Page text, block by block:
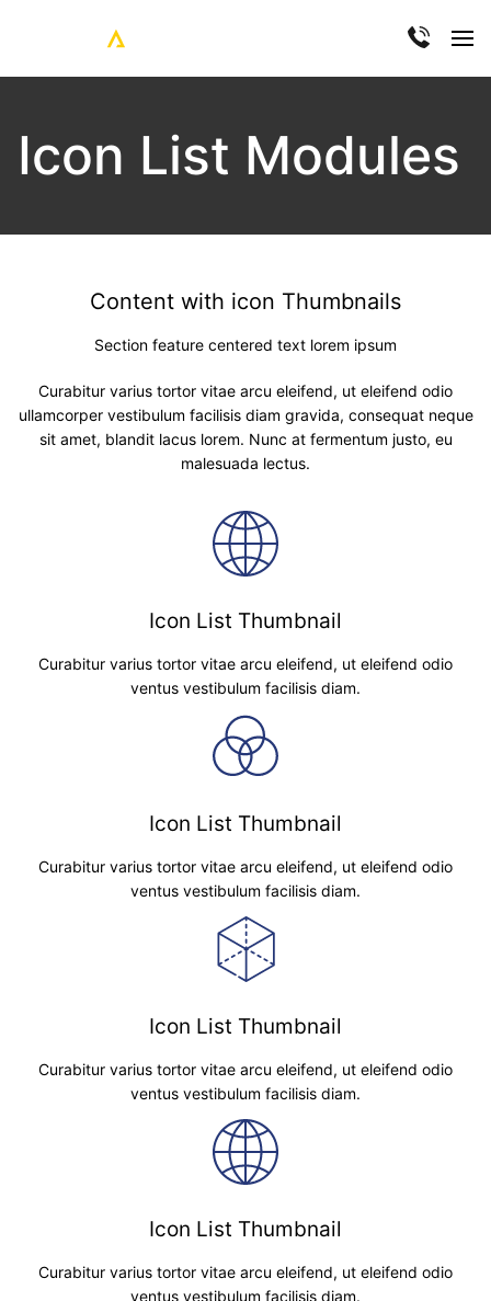
Icon List Modules
Content with icon Thumbnails
Section feature centered text lorem ipsum
Curabitur varius tortor vitae arcu eleifend, ut eleifend odio
ullamcorper vestibulum facilisis diam gravida, consequat neque
sit amet, blandit lacus lorem. Nunc at fermentum justo, eu
malesuada lectus.
Icon List Thumbnail
Curabitur varius tortor vitae arcu eleifend, ut eleifend odio
ventus vestibulum facilisis diam.
Icon List Thumbnail
Curabitur varius tortor vitae arcu eleifend, ut eleifend odio
ventus vestibulum facilisis diam.
Icon List Thumbnail
Curabitur varius tortor vitae arcu eleifend, ut eleifend odio
ventus vestibulum facilisis diam.
Icon List Thumbnail
Curabitur varius tortor vitae arcu eleifend, ut eleifend odio
ventus vestibulum facilisis diam.